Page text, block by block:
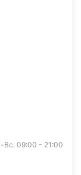
Вс: 09:00 - 21:00